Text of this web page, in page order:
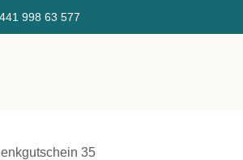
998 ​63 577
35